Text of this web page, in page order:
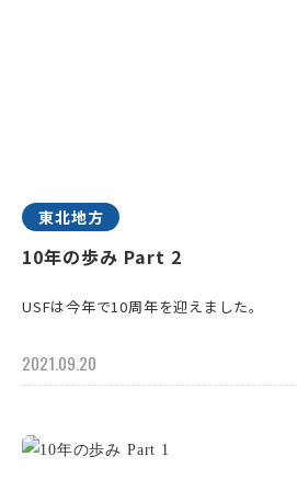
東北地方
10年の歩み Part 2
USFは今年で10周年を迎えました。
2021.09.20